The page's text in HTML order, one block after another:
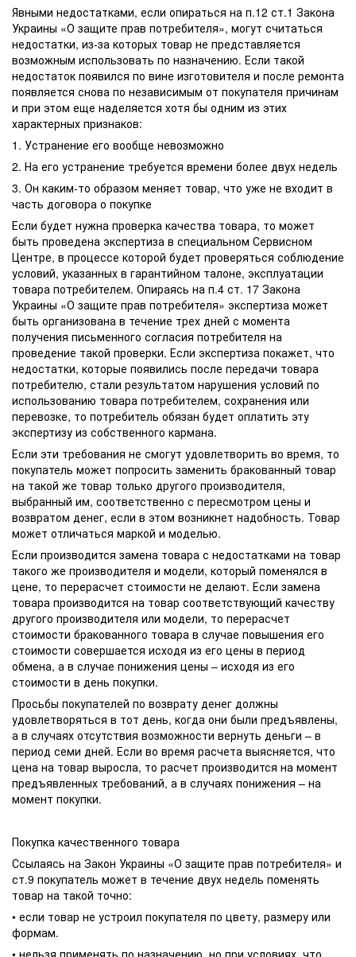
Явными недостатками, если опираться на п.12 ст.1 Закона
Украины «О защите прав потребителя», могут считаться
недостатки, из-за которых товар не представляется
возможным использовать по назначению. Если такой
недостаток появился по вине изготовителя и после ремонта
появляется снова по независимым от покупателя причинам
и при этом еще наделяется хотя бы одним из этих
характерных признаков:
1. Устранение его вообще невозможно
2. На его устранение требуется времени более двух недель
3. Он каким-то образом меняет товар, что уже не входит в
часть договора о покупке
Если будет нужна проверка качества товара, то может
быть проведена экспертиза в специальном Сервисном
Центре, в процессе которой будет проверяться соблюдение
условий, указанных в гарантийном талоне, эксплуатации
товара потребителем. Опираясь на п.4 ст. 17 Закона
Украины «О защите прав потребителя» экспертиза может
быть организована в течение трех дней с момента
получения письменного согласия потребителя на
проведение такой проверки. Если экспертиза покажет, что
недостатки, которые появились после передачи товара
потребителю, стали результатом нарушения условий по
использованию товара потребителем, сохранения или
перевозке, то потребитель обязан будет оплатить эту
экспертизу из собственного кармана.
Если эти требования не смогут удовлетворить во время, то
покупатель может попросить заменить бракованный товар
на такой же товар только другого производителя,
выбранный им, соответственно с пересмотром цены и
возвратом денег, если в этом возникнет надобность. Товар
может отличаться маркой и моделью.
Если производится замена товара с недостатками на товар
такого же производителя и модели, который поменялся в
цене, то перерасчет стоимости не делают. Если замена
товара производится на товар соответствующий качеству
другого производителя или модели, то перерасчет
стоимости бракованного товара в случае повышения его
стоимости совершается исходя из его цены в период
обмена, а в случае понижения цены – исходя из его
стоимости в день покупки.
Просьбы покупателей по возврату денег должны
удовлетворяться в тот день, когда они были предъявлены,
а в случаях отсутствия возможности вернуть деньги – в
период семи дней. Если во время расчета выясняется, что
цена на товар выросла, то расчет производится на момент
предъявленных требований, а в случаях понижения – на
момент покупки.
Покупка качественного товара
Ссылаясь на Закон Украины «О защите прав потребителя» и
ст.9 покупатель может в течение двух недель поменять
товар на такой точно:
• если товар не устроил покупателя по цвету, размеру или
формам.